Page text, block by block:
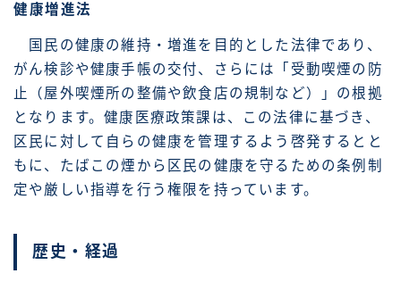
健康増進法
国民の健康の維持・増進を目的とした法律であり、
がん検診や健康手帳の交付、さらには「受動喫煙の防
止（屋外喫煙所の整備や飲食店の規制など）」の根拠
となります。健康医療政策課は、この法律に基づき、
区民に対して自らの健康を管理するよう啓発するとと
もに、たばこの煙から区民の健康を守るための条例制
定や厳しい指導を行う権限を持っています。
歴史・経過